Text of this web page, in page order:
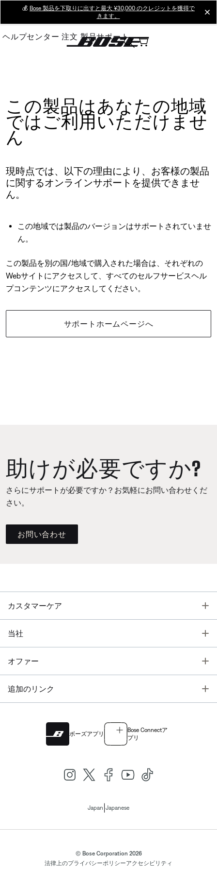
Main
💰 Bose 製品を下取りに出すと最大 ¥30,000 のクレジットを獲得で
きます。
ヘルプセンター 注文 製品サポート
この製品はあなたの地域
ではご利用いただけませ
ん
現時点では、以下の理由により、お客様の製品
に関するオンラインサポートを提供できませ
ん。
この地域では製品のバージョンはサポートされていませ
ん。
この製品を別の国/地域で購入された場合は、それぞれの
Webサイトにアクセスして、すべてのセルフサービスヘル
プコンテンツにアクセスしてください。
サポートホームページへ
助けが必要ですか?
さらにサポートが必要ですか？お気軽にお問い合わせくだ
さい。
お問い合わせ
カスタマーケア
当社
オファー
追加のリンク
ボーズアプリ
Bose Connectア
プリ
Japan Japanese
© Bose Corporation 2026
法律上のプライバシーポリシーアクセシビリティ